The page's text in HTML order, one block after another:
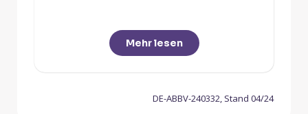
Mehr lesen
DE-ABBV-240332, Stand 04/24